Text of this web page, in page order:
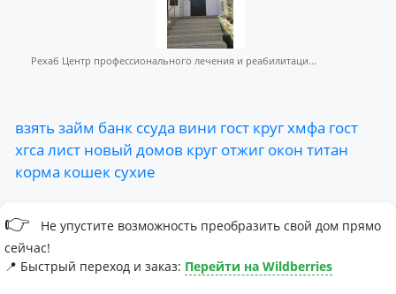
Рехаб Центр профессионального лечения и реабилитаци...
взять займ банк ссуда вини гост кругхмфа гост
хгса лист новый домов круг отжиг окон титан
корма кошек сухие
👉
Не упустите возможность преобразить свой дом прямо
сейчас!
📍 Быстрый переход и заказ: Перейти на Wildberries